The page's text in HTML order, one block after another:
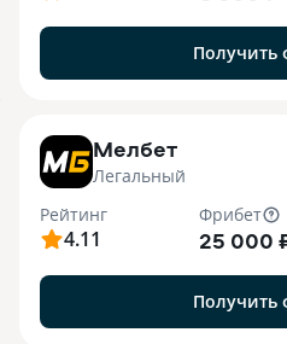
Получить
Мелбет
Легальный
Рейтинг
4.11
Фрибет
25 000
Получить